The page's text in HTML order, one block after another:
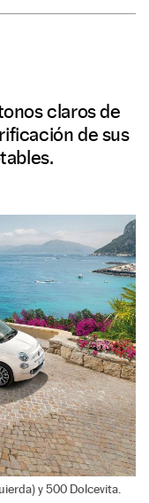
claros de
de sus
y 500 Dolcevita.